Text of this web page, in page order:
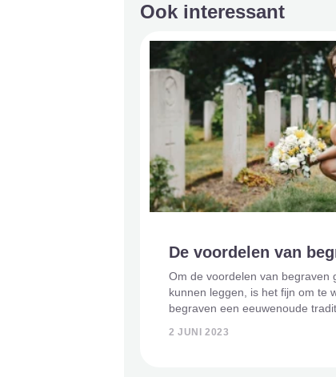
Ook interessant
De voordelen van
Om de voordelen van begraven
kunnen leggen, is het fijn om te
begraven een eeuwenoude
begraven in grotten of in kuilen
2 JUNI 2023